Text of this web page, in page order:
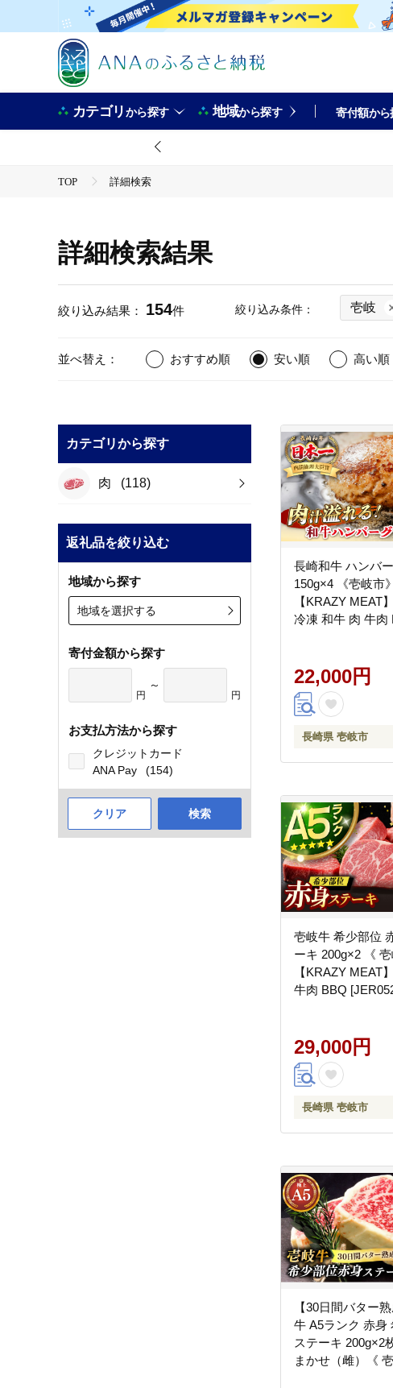
カテゴリから探す 地域から探す 寄付額から
TOP 詳細検索
詳細検索結果
絞り込み結果： 154件 絞り込み条件： 壱岐
並べ替え： おすすめ順 安い順 高い順
カテゴリから探す
肉 (118)
返礼品を絞り込む
地域から探す
地域を選択する
寄付金額から探す
円
～
円
お支払方法から探す
クレジットカード
ANA Pay
(154)
クリア 検索
長崎和牛 ハンバ
150g×4 《壱岐市》
【KRAZY MEAT
冷凍 和牛 肉 牛肉
22,000円
長崎県 壱岐市
壱岐牛 希少部位
ーキ 200g×2 《 壱
【KRAZY MEAT
牛肉 BBQ
29,000円
長崎県 壱岐市
【30日間バター
牛 A5ランク 赤身
ステーキ 200g×2
まかせ（雌）《